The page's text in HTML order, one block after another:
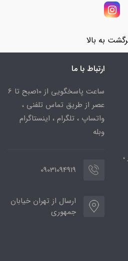
به بالا
ارتباط با ما
ساعت پاسخگویی از 10صبح تا 6
عصر از طریق تماس تلفنی ،
واتساپ ، تلگرام ، اینستاگرام
وبله
09031094919
ارسال از تهران خیابان
جمهوری